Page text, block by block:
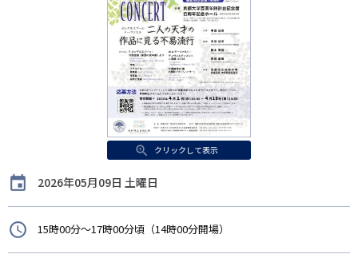
クリックして表示
開
催
日
2026年05月09日 土曜日
時
間
15時00分～17時00分頃（14時00分開場）